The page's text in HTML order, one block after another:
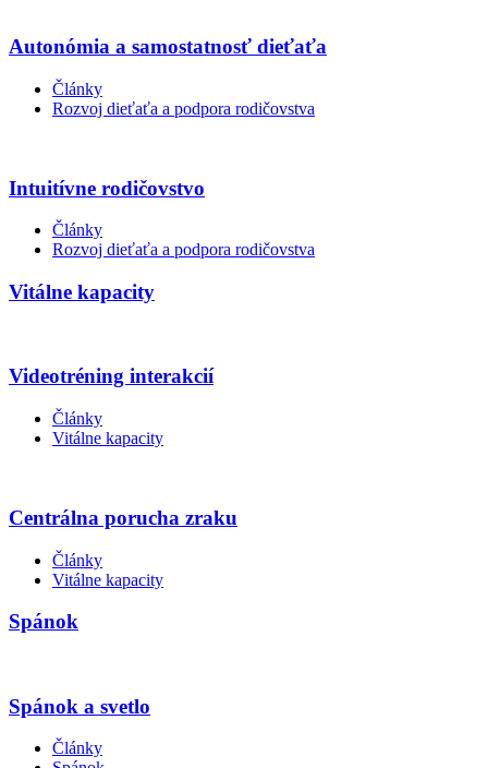
Autonómia a samostatnosť dieťaťa
Články
Rozvoj dieťaťa a podpora rodičovstva
Intuitívne rodičovstvo
Články
Rozvoj dieťaťa a podpora rodičovstva
Vitálne kapacity
Videotréning interakcií
Články
Vitálne kapacity
Centrálna porucha zraku
Články
Vitálne kapacity
Spánok
Spánok a svetlo
Články